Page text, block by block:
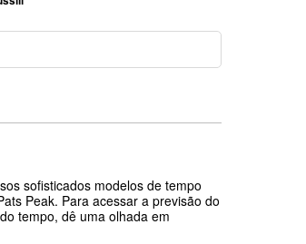
sofisticados modelos de tempo
Peak. Para acessar a previsão do
tempo, dê uma olhada em